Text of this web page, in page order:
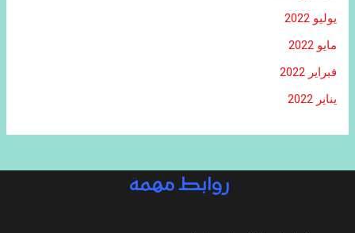
يوليو 2022
مايو 2022
فبراير 2022
يناير 2022
روابط مهمة